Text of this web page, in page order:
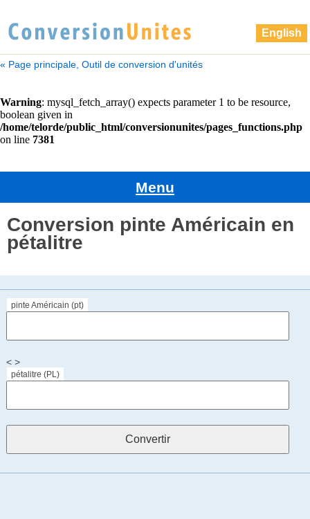
English
« Page principale, Outil de conversion d'unités
Menu
Conversion pinte Américain en
pétalitre
pinte Américain (pt)
< >
pétalitre (PL)